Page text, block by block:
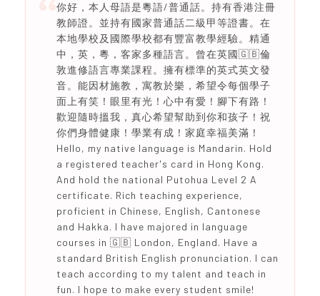
你好，本人母語是粵語/普通話。持有香港注冊
教師證。並持有國家普通話二級甲等證書。在
本地學校及國際學校都有豐富教學經驗。精通
中，英，粵，客家多種語言。曾在英國🇬🇧倫
敦進修語言專業課程。擁有標準的英式英文發
音。能因材施教，寓教於樂，希望令每個學子
面上有笑！眼里有光！心中有愛！腳下有路！
歡迎隨時搵我，真心希望幫助到你和孩子！祝
你們身體健康！學業有成！家庭幸福美滿！
Hello, my native language is Mandarin. Hold
a registered teacher's card in Hong Kong.
And hold the national Putohua Level 2 A
certificate. Rich teaching experience,
proficient in Chinese, English, Cantonese
and Hakka. I have majored in language
courses in 🇬🇧 London, England. Have a
standard British English pronunciation. I can
teach according to my talent and teach in
fun. I hope to make every student smile!